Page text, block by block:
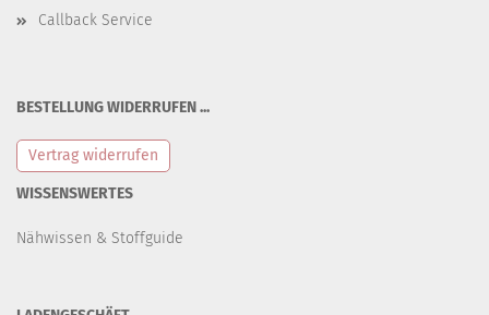
Callback Service
BESTELLUNG WIDERRUFEN ...
Vertrag widerrufen
WISSENSWERTES
Nähwissen & Stoffguide